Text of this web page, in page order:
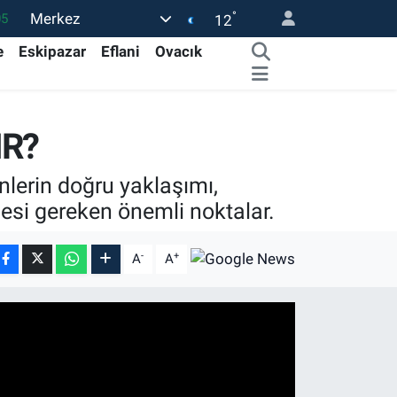
Merkez 12°
Eskipazar Eflani
Ovacık
doğru yaklaşımı,
gereken önemli noktalar.
A- A+